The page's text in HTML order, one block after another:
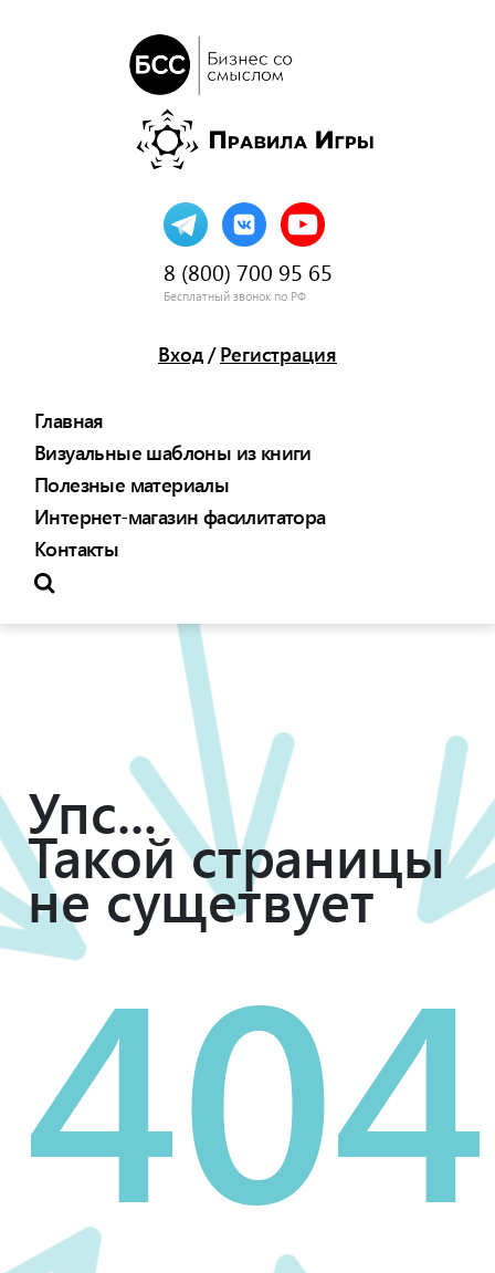
8 (800) 700 95 65
Бесплатный звонок по РФ
Вход/ Регистрация
Главная
Визуальные шаблоны из книги
Полезные материалы
Интернет-магазин фасилитатора
Контакты
Упс...
Такой страницы
не сущетвует
404